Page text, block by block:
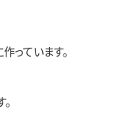
っています。